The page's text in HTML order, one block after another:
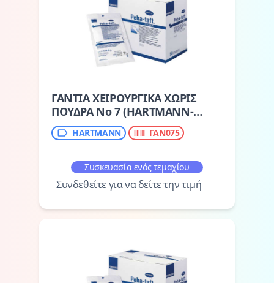
ΓΑΝΤΙΑ ΧΕΙΡΟΥΡΓΙΚΑ ΧΩΡΙΣ
ΠΟΥΔΡΑ No 7 (HARTMANN-
PEHA-TAFT)
HARTMANN ΓΑΝ075
Συσκευασία ενός τεμαχίου
Συνδεθείτε για να δείτε την τιμή